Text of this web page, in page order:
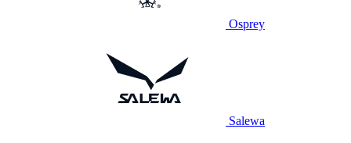
Osprey
Salewa